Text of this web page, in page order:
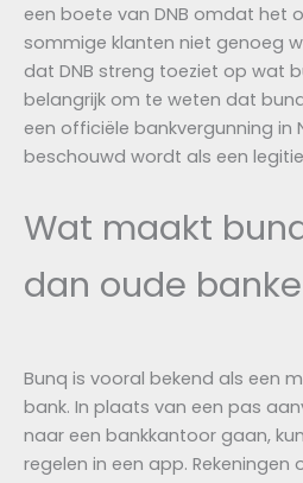
een boete van DNB omdat het
sommige klanten niet genoeg
dat DNB streng toeziet op wat
belangrijk om te weten dat
een officiële bankvergunning in
beschouwd wordt als een
Wat maakt
dan oude
Bunq is vooral bekend als een
bank. In plaats van een pas
naar een bankkantoor gaan,
regelen in een app. Rekeningen